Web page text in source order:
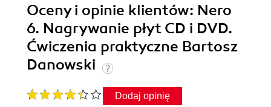
Oceny i opinie klientów: Nero
6. Nagrywanie płyt CD i DVD.
Ćwiczenia praktyczne Bartosz
Danowski
Dodaj opinię